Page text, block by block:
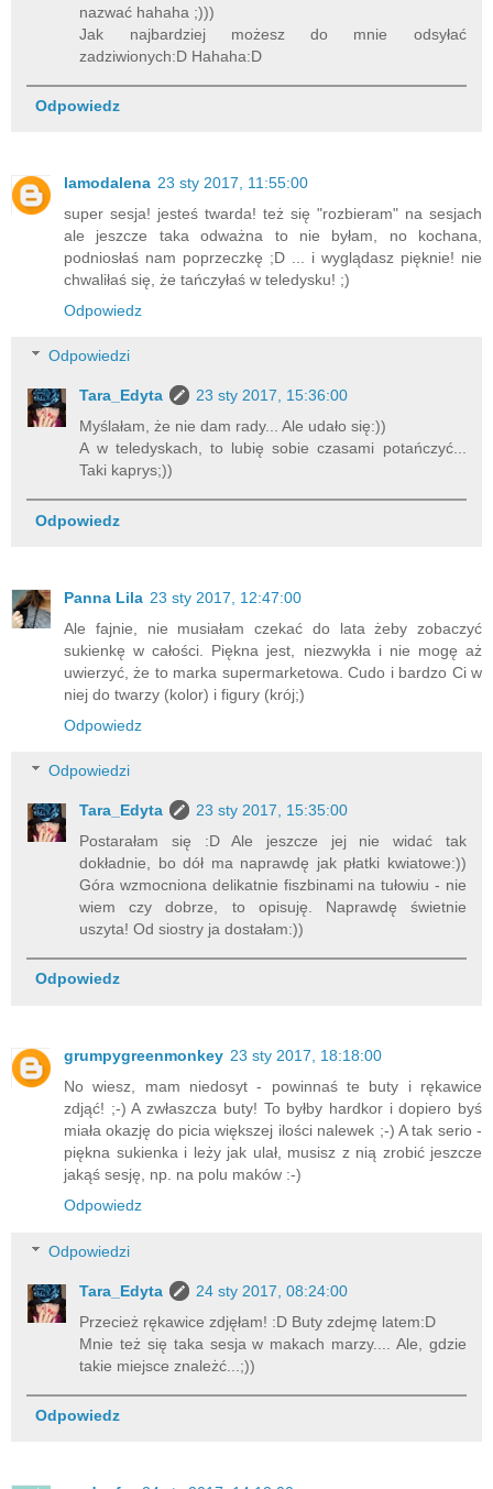
nazwać hahaha ;)))
Jak najbardziej możesz do mnie odsyłać
zadziwionych:D Hahaha:D
Odpowiedz
lamodalena 23 sty 2017, 11:55:00
super sesja! jesteś twarda! też się "rozbieram" na sesjach
ale jeszcze taka odważna to nie byłam, no kochana,
podniosłaś nam poprzeczkę ;D ... i wyglądasz pięknie! nie
chwaliłaś się, że tańczyłaś w teledysku! ;)
Odpowiedz
Odpowiedzi
Tara_Edyta
23 sty 2017, 15:36:00
Myślałam, że nie dam rady... Ale udało się:))
A w teledyskach, to lubię sobie czasami potańczyć...
Taki kaprys;))
Odpowiedz
Panna Lila 23 sty 2017, 12:47:00
Ale fajnie, nie musiałam czekać do lata żeby zobaczyć
sukienkę w całości. Piękna jest, niezwykła i nie mogę aż
uwierzyć, że to marka supermarketowa. Cudo i bardzo Ci w
niej do twarzy (kolor) i figury (krój;)
Odpowiedz
Odpowiedzi
Tara_Edyta
23 sty 2017, 15:35:00
Postarałam się :D Ale jeszcze jej nie widać tak
dokładnie, bo dół ma naprawdę jak płatki kwiatowe:))
Góra wzmocniona delikatnie fiszbinami na tułowiu - nie
wiem czy dobrze, to opisuję. Naprawdę świetnie
uszyta! Od siostry ja dostałam:))
Odpowiedz
grumpygreenmonkey 23 sty 2017, 18:18:00
No wiesz, mam niedosyt - powinnaś te buty i rękawice
zdjąć! ;-) A zwłaszcza buty! To byłby hardkor i dopiero byś
miała okazję do picia większej ilości nalewek ;-) A tak serio -
piękna sukienka i leży jak ulał, musisz z nią zrobić jeszcze
jakąś sesję, np. na polu maków :-)
Odpowiedz
Odpowiedzi
Tara_Edyta
24 sty 2017, 08:24:00
Przecież rękawice zdjęłam! :D Buty zdejmę latem:D
Mnie też się taka sesja w makach marzy.... Ale, gdzie
takie miejsce znależć...;))
Odpowiedz